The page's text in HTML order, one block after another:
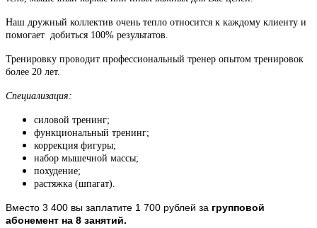
Наш дружный коллектив очень тепло относится к каждому клиенту и
помогает добиться 100% результатов.
Тренировку проводит профессиональный тренер опытом тренировок
более 20 лет.
Специализация:
силовой тренинг;
функциональный тренинг;
коррекция фигуры;
набор мышечной массы;
похудение;
растяжка (шпагат).
Вместо 3 400 вы заплатите 1 700 рублей за групповой
абонемент на 8 занятий.